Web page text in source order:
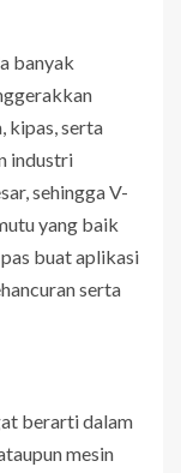
banyak
kipas, serta
industri
sehingga V-
yang baik
buat aplikasi
serta
berarti dalam
mesin